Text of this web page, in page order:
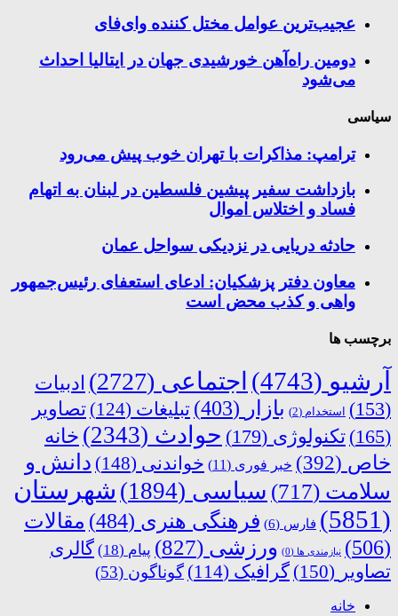
عجیب‌ترین عوامل مختل کننده وای‌فای
دومین راه‌آهن خورشیدی جهان در ایتالیا احداث
می‌شود
سیاسی
ترامپ: مذاکرات با تهران خوب پیش می‌رود
بازداشت سفیر پیشین فلسطین در لبنان به اتهام
فساد و اختلاس اموال
حادثه دریایی در نزدیکی سواحل عمان
معاون دفتر پزشکیان: ادعای استعفای رئیس‌جمهور
واهی و کذب محض است
برچسب ها
آرشیو (4743) اجتماعی (2727)
ادبیات
(153)
استخدام (2) بازار (403) تبلیغات (124)
تصاویر
(165)
تکنولوژی (179) حوادث (2343)
خانه
خاص (392) خبر فوری (11) خواندنی (148)
دانش و
سلامت (717) سیاسی (1894)
شهرستان
(5851)
فارس (6) فرهنگی هنری (484)
مقالات
(506)
نیازمندی ها (0) ورزشی (827) پیام (18)
گالری
تصاویر (150) گرافیک (114) گوناگون (53)
خانه